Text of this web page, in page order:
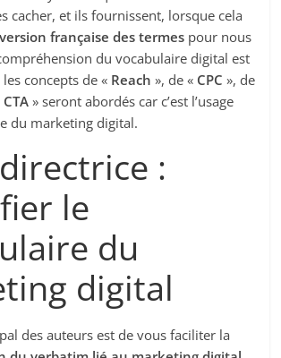
cacher, et ils fournissent, lorsque cela
version française des termes pour nous
du vocabulaire digital est
concepts de « Reach », de « CPC », de
CTA» seront abordés car c’est l’usage
du marketing digital.
:
le
du
digital
des auteurs est de vous faciliter la